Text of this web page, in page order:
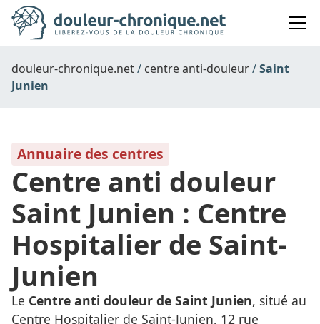
douleur-chronique.net centre anti-douleur
Saint
Junien
Annuaire des centres
Centre anti douleur
Saint Junien : Centre
Hospitalier de Saint-
Junien
Le Centre anti douleur de Saint Junien, situé au
Centre Hospitalier de Saint-Junien, 12 rue